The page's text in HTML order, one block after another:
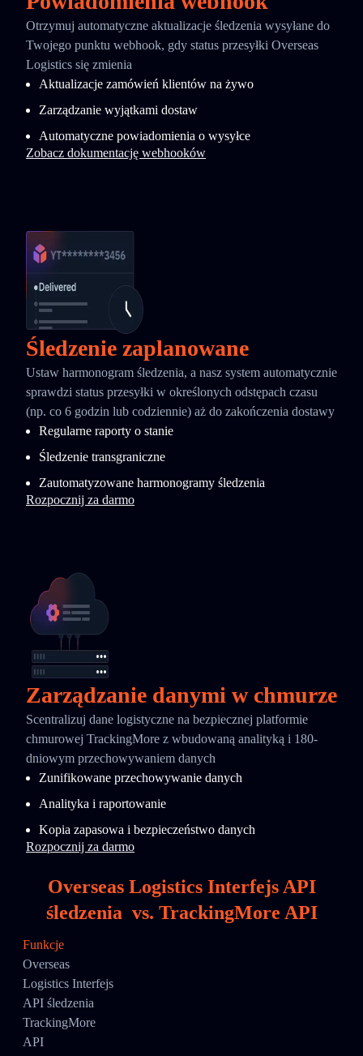
Otrzymuj automatyczne aktualizacje śledzenia wysyłane do
Twojego punktu webhook, gdy status przesyłki Overseas
Logistics się zmienia
Aktualizacje zamówień klientów na żywo
Zarządzanie wyjątkami dostaw
Automatyczne powiadomienia o wysyłce
Zobacz dokumentację webhooków
Śledzenie zaplanowane
Ustaw harmonogram śledzenia, a nasz system automatycznie
sprawdzi status przesyłki w określonych odstępach czasu
(np. co 6 godzin lub codziennie) aż do zakończenia dostawy
Regularne raporty o stanie
Śledzenie transgraniczne
Zautomatyzowane harmonogramy śledzenia
Rozpocznij za darmo
Zarządzanie danymi w chmurze
Scentralizuj dane logistyczne na bezpiecznej platformie
chmurowej TrackingMore z wbudowaną analityką i 180-
dniowym przechowywaniem danych
Zunifikowane przechowywanie danych
Analityka i raportowanie
Kopia zapasowa i bezpieczeństwo danych
Rozpocznij za darmo
Overseas Logistics Interfejs API
śledzenia vs. TrackingMore API
Funkcje
Overseas
Logistics Interfejs
API śledzenia
TrackingMore
API